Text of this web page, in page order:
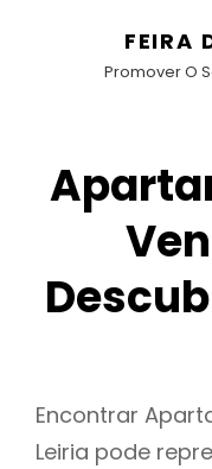
FEIRA
Promover O
Encontrar
Leiria pode